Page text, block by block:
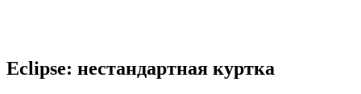
Eclipse: нестандартная куртка